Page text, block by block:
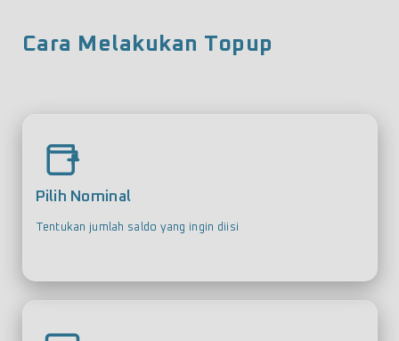
Cara Melakukan Topup
Pilih Nominal
Tentukan jumlah saldo yang ingin diisi